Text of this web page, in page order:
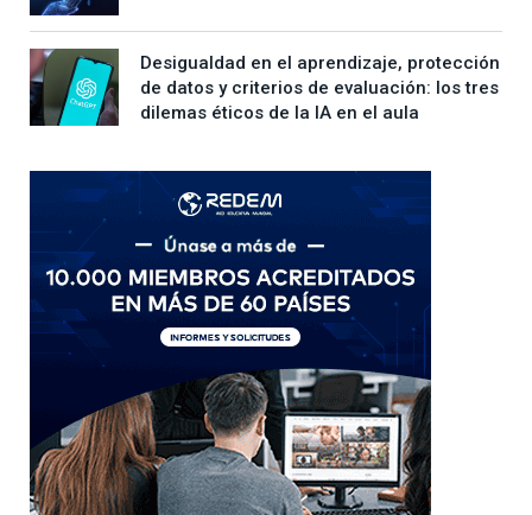
Desigualdad en el aprendizaje, protección
de datos y criterios de evaluación: los tres
dilemas éticos de la IA en el aula